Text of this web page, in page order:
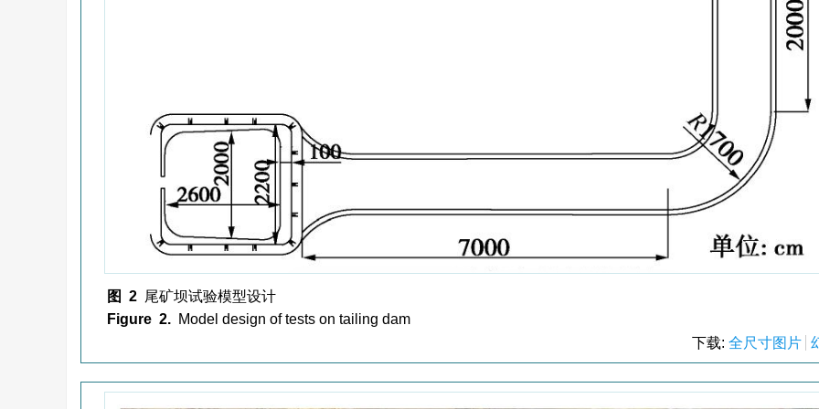
图 2 尾矿坝试验模型设计
Figure 2. Model design of tests on tailing dam
下载: 全尺寸图片